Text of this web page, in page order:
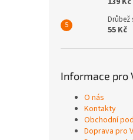
Drůbež
55 Kč
Informace pro
O nás
Kontakty
Obchodní
Doprava pro